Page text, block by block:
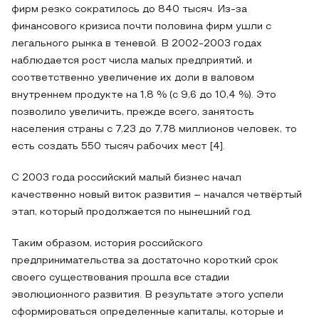
фирм резко сократилось до 840 тысяч. Из-за
финансового кризиса почти половина фирм ушли с
легального рынка в теневой. В 2002-2003 годах
наблюдается рост числа малых предприятий, и
соответственно увеличение их доли в валовом
внутреннем продукте на 1,8 % (с 9,6 до 10,4 %). Это
позволило увеличить, прежде всего, занятость
населения страны с 7,23 до 7,78 миллионов человек, то
есть создать 550 тысяч рабочих мест [4].
С 2003 года российский малый бизнес начал
качественно новый виток развития – начался четвёртый
этап, который продолжается по нынешний год.
Таким образом, история российского
предпринимательства за достаточно короткий срок
своего существования прошла все стадии
эволюционного развития. В результате этого успели
сформироваться определенные капиталы, которые и